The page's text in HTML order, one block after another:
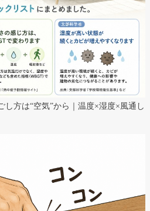
し方は“空気”から｜温度×湿度×風通し